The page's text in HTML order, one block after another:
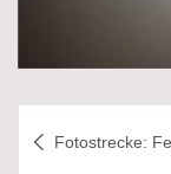
Fotostrecke: